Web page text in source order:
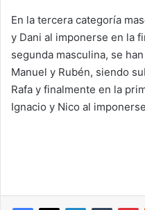
En la tercera categoría
y Dani al imponerse en la
segunda masculina, se
Manuel y Rubén, siendo
Rafa y finalmente en la
Ignacio y Nico al